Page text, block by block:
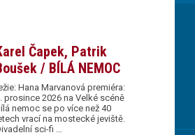
Čapek, Patrik
/ BÍLÁ NEMOC
Hana Marvanová premiéra:
prosince 2026 na Velké scéně
nemoc se po více než 40
vrací na mostecké jeviště.
sci-fi …